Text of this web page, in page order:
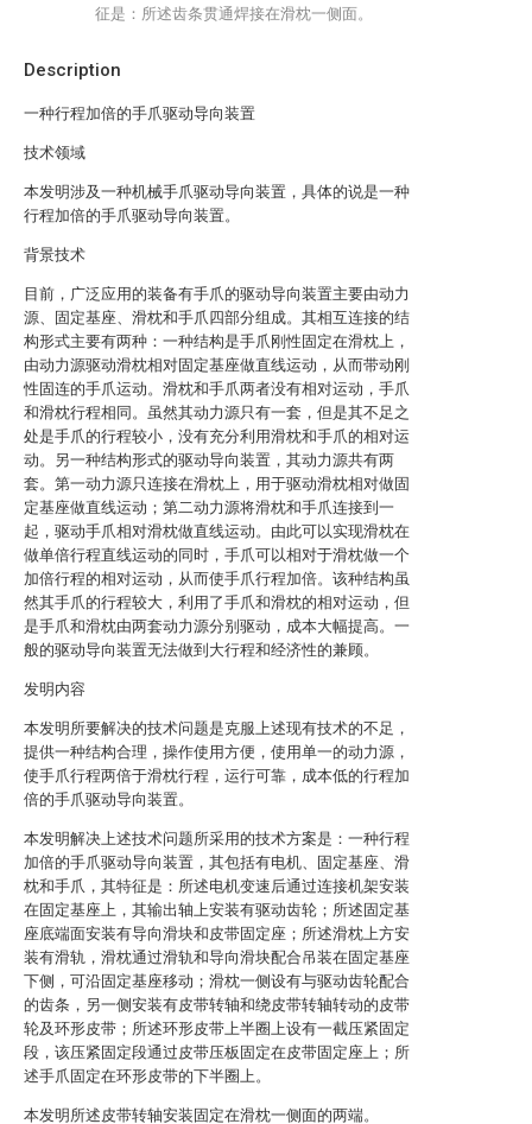
Description
一种行程加倍的手爪驱动导向装置
技术领域
本发明涉及一种机械手爪驱动导向装置，具体的说是一种
行程加倍的手爪驱动导向装置。
背景技术
目前，广泛应用的装备有手爪的驱动导向装置主要由动力
源、固定基座、滑枕和手爪四部分组成。其相互连接的结
构形式主要有两种：一种结构是手爪刚性固定在滑枕上，
由动力源驱动滑枕相对固定基座做直线运动，从而带动刚
性固连的手爪运动。滑枕和手爪两者没有相对运动，手爪
和滑枕行程相同。虽然其动力源只有一套，但是其不足之
处是手爪的行程较小，没有充分利用滑枕和手爪的相对运
动。另一种结构形式的驱动导向装置，其动力源共有两
套。第一动力源只连接在滑枕上，用于驱动滑枕相对做固
定基座做直线运动；第二动力源将滑枕和手爪连接到一
起，驱动手爪相对滑枕做直线运动。由此可以实现滑枕在
做单倍行程直线运动的同时，手爪可以相对于滑枕做一个
加倍行程的相对运动，从而使手爪行程加倍。该种结构虽
然其手爪的行程较大，利用了手爪和滑枕的相对运动，但
是手爪和滑枕由两套动力源分别驱动，成本大幅提高。一
般的驱动导向装置无法做到大行程和经济性的兼顾。
发明内容
本发明所要解决的技术问题是克服上述现有技术的不足，
提供一种结构合理，操作使用方便，使用单一的动力源，
使手爪行程两倍于滑枕行程，运行可靠，成本低的行程加
倍的手爪驱动导向装置。
本发明解决上述技术问题所采用的技术方案是：一种行程
加倍的手爪驱动导向装置，其包括有电机、固定基座、滑
枕和手爪，其特征是：所述电机变速后通过连接机架安装
在固定基座上，其输出轴上安装有驱动齿轮；所述固定基
座底端面安装有导向滑块和皮带固定座；所述滑枕上方安
装有滑轨，滑枕通过滑轨和导向滑块配合吊装在固定基座
下侧，可沿固定基座移动；滑枕一侧设有与驱动齿轮配合
的齿条，另一侧安装有皮带转轴和绕皮带转轴转动的皮带
轮及环形皮带；所述环形皮带上半圈上设有一截压紧固定
段，该压紧固定段通过皮带压板固定在皮带固定座上；所
述手爪固定在环形皮带的下半圈上。
本发明所述皮带转轴安装固定在滑枕一侧面的两端。
征是：所述齿条贯通焊接在滑枕一侧面。